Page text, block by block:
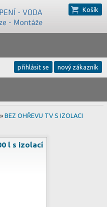
Košík
přihlásit se nový zákazník
» BEZ OHŘEVU TV S IZOLACI
l s izolací